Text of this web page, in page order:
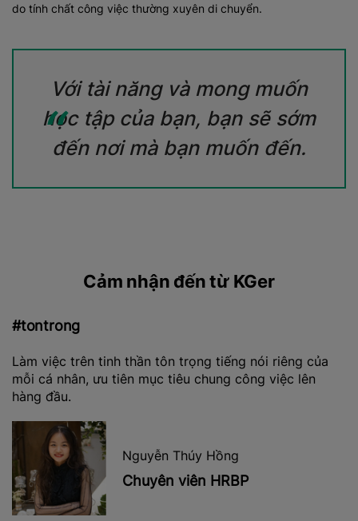
do tính chất công việc thường xuyên di chuyển.
“
Với tài năng và mong muốn
học tập của bạn, bạn sẽ sớm
đến nơi mà bạn muốn đến.
Cảm nhận đến từ KGer
tôn trọng tiếng nói riêng của
tiêu chung công việc lên
Thúy Hồng
viên HRBP
Ở đây được phát triển
kỹ năng mềm – văn